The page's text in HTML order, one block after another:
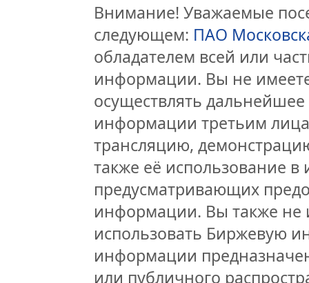
Внимание! Уважаемые
следующем: ПАО
обладателем всей или
информации. Вы не
осуществлять
информации третьим
трансляцию,
также её использование
предусматривающих
информации. Вы также не
использовать Биржевую
информации
или публичного